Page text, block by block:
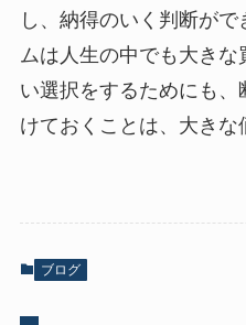
し、納得のいく判断が
ムは人生の中でも大き
い選択をするためにも
けておくことは、大きな
ブログ